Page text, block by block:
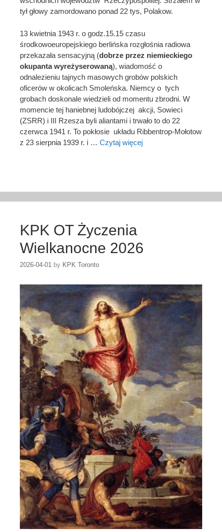
tył głowy zamordowano ponad 22 tys, Polakow.
13 kwietnia 1943 r. o godz.15.15 czasu
środkowoeuropejskiego berlińska rozgłośnia radiowa
przekazała sensacyjną (dobrze przez niemieckiego
okupanta wyreżyserowaną), wiadomość o
odnalezieniu tajnych masowych grobów polskich
oficerów w okolicach Smoleńska. Niemcy o tych
grobach doskonale wiedzieli od momentu zbrodni. W
momencie tej haniebnej ludobójczej akcji, Sowieci
(ZSRR) i III Rzesza byli aliantami i trwało to do 22
czerwca 1941 r. To pokłosie układu Ribbentrop-Mołotow
z 23 sierpnia 1939 r. i … Czytaj więcej
KPK OT Życzenia
Wielkanocne 2026
2026-04-01 by KPK Toronto